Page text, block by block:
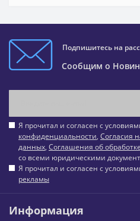
Подпишитесь на
Сообщим о
Я прочитал и согласен с
конфиденциальности, Согласия
данных, Соглашения об
со всеми юридическими
Я прочитал и согласен с
рекламы
Информация